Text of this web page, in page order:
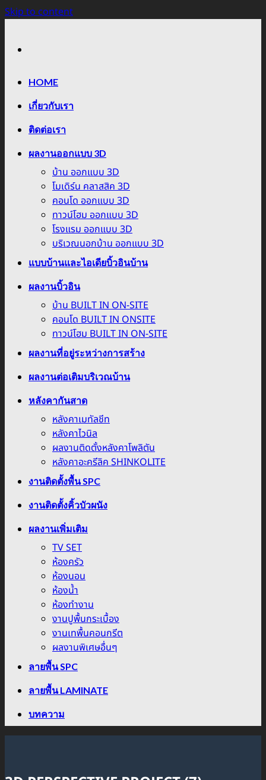
Skip to content
HOME
เกี่ยวกับเรา
ติดต่อเรา
ผลงานออกแบบ 3D
บ้าน ออกแบบ 3D
โมเดิร์น คลาสสิค 3D
คอนโด ออกแบบ 3D
ทาวน์โฮม ออกแบบ 3D
โรงแรม ออกแบบ 3D
บริเวณนอกบ้าน ออกแบบ 3D
แบบบ้านและไอเดียบิ้วอินบ้าน
ผลงานบิ้วอิน
บ้าน BUILT IN ON-SITE
คอนโด BUILT IN ONSITE
ทาวน์โฮม BUILT IN ON-SITE
ผลงานที่อยู่ระหว่างการสร้าง
ผลงานต่อเติมบริเวณบ้าน
หลังคากันสาด
หลังคาเมทัลชีท
หลังคาไวนิล
ผลงานติดตั้งหลังคาโพลิตัน
หลังคาอะครีลิค SHINKOLITE
งานติดตั้งพื้น SPC
งานติดตั้งคิ้วบัวผนัง
ผลงานเพิ่มเติม
TV SET
ห้องครัว
ห้องนอน
ห้องน้ำ
ห้องทำงาน
งานปูพื้นกระเบื้อง
งานเทพื้นคอนกรีต
ผลงานพิเศษอื่นๆ
ลายพื้น SPC
ลายพื้น LAMINATE
บทความ